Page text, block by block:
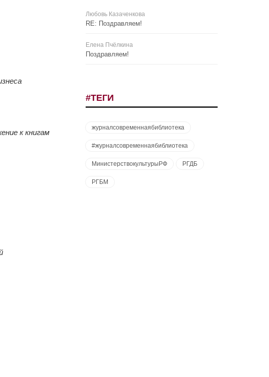
к книгам
Любовь Казаченкова
RE: Поздравляем!
Елена Пчёлкина
Поздравляем!
#ТЕГИ
журналсовременнаябиблиотека
#журналсовременнаябиблиотека
МинистерствокультурыРФ РГДБ
РГБМ